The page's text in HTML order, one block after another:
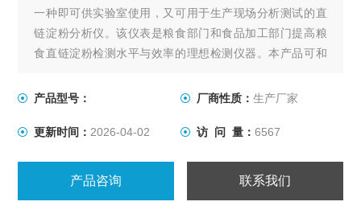
一种即可供实验室使用，又可用于生产现场分析测试的直
链淀粉分析仪。该仪表是粮食部门和食品加工部门提高粮
食直链淀粉检测水平与效率的理想检测仪器。本产品可和
产品型号：
厂商性质： 生产厂家
更新时间： 2026-04-02 访 问 量： 6567
产品咨询 联系我们